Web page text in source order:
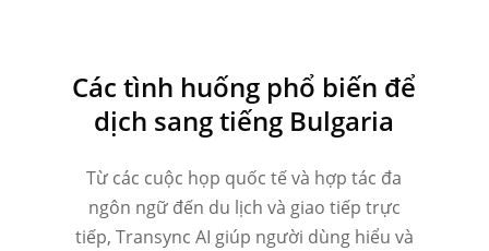
Các tình huống phổ biến để
dịch sang tiếng Bulgaria
Từ các cuộc họp quốc tế và hợp tác đa
ngôn ngữ đến du lịch và giao tiếp trực
tiếp, Transync AI giúp người dùng hiểu và